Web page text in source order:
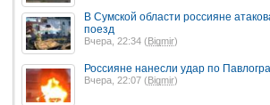
В Сумской области россияне
поезд
Вчера, 22:34 (Bigmir)
Россияне нанесли удар по
Вчера, 22:07 (Bigmir)